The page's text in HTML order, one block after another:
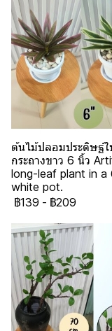
ต้นไม้ปลอมประดิษฐ์ใ
กระถางขาว 6 นิ้ว
long-leaf plant in a
white pot.
฿139 - ฿209